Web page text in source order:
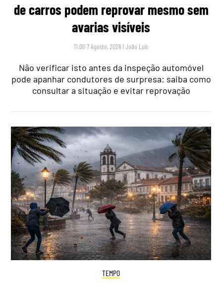
de carros podem reprovar mesmo sem
avarias visíveis
11:00 7 Agosto, 2026 |João Luís
Não verificar isto antes da inspeção automóvel
pode apanhar condutores de surpresa: saiba como
consultar a situação e evitar reprovação
TEMPO